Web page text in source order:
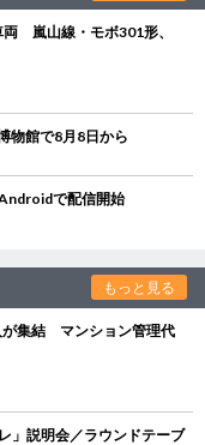
嵐山線・モボ301形、
物館で8月8日から
で配信開始
もっと見る
が集結 マンション管理代
」説明会／ラウンドテーブ